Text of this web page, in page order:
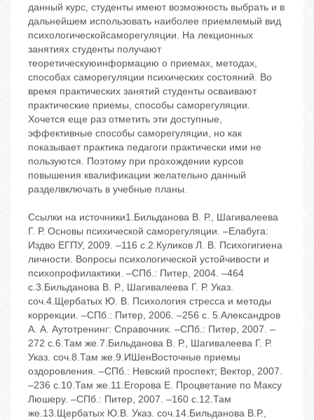
данный курс, студенты имеют возможность выбрать и в
дальнейшем использовать наиболее приемлемый вид
психологическойсаморегуляции. На лекционных
занятиях студенты получают
теоретическуюинформацию о приемах, методах,
способах саморегуляции психических состояний. Во
время практических занятий студенты осваивают
практические приемы, способы саморегуляции.
Хочется еще раз отметить эти доступные,
эффективные способы саморегуляции, но как
показывает практика педагоги практически ими не
пользуются. Поэтому при прохождении курсов
повышения квалификации желательно данный
разделвключать в учебные планы.
Ссылки на источники1.Бильданова В. Р., Шагивалеева
Г. Р. Основы психической саморегуляции. –Елабуга:
Издво ЕГПУ, 2009. –116 с.2.Куликов Л. В. Психогигиена
личности. Вопросы психологической устойчивости и
психопрофилактики. –СПб.: Питер, 2004. –464
с.3.Бильданова В. Р., Шагивалеева Г. Р. Указ.
соч.4.Щербатых Ю. В. Психология стресса и методы
коррекции. –СПб.: Питер, 2006. –256 с. 5.Александров
А. А. Аутотренинг: Справочник. –СПб.: Питер, 2007. –
272 с.6.Там же.7.Бильданова В. Р., Шагивалеева Г. Р.
Указ. соч.8.Там же.9.ИШенВосточные приемы
оздоровления. –СПб.: Невский проспект; Вектор, 2007.
–236 с.10.Там же.11.Егорова Е. Процветание по Максу
Люшеру. –СПб.: Питер, 2007. –160 с.12.Там
же.13.Щербатых Ю.В. Указ. соч.14.Бильданова В.Р.,